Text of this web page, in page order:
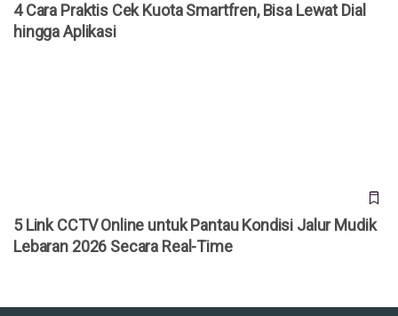
4 Cara Praktis Cek Kuota Smartfren, Bisa Lewat Dial
hingga Aplikasi
5 Link CCTV Online untuk Pantau Kondisi Jalur Mudik
Lebaran 2026 Secara Real-Time